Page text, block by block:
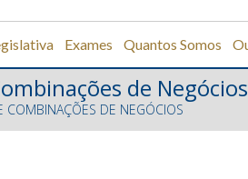
Exames Quantos Somos
de Negócios
COMBINAÇÕES DE NEGÓCIOS